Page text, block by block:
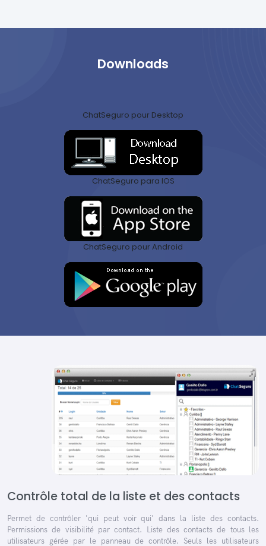
Downloads
ChatSeguro pour Desktop
ChatSeguro para IOS
ChatSeguro pour Android
Contrôle total de la liste et des contacts
Permet de contrôler 'qui peut voir qui' dans la liste des contacts.
Permissions de visibilité par contact. Liste des contacts de tous les
utilisateurs gérée par le panneau de contrôle. Seuls les utilisateurs